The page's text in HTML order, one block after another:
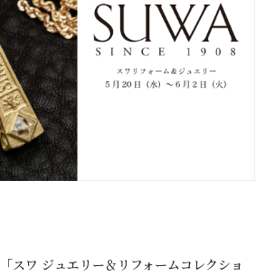
スワ ジュエリー＆リフォームコレクショ